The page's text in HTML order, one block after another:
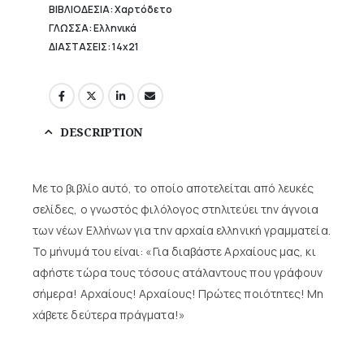
ΒΙΒΛΙΟΔΕΣΙΑ: Χαρτόδετο
ΓΛΩΣΣΑ: Ελληνικά
ΔΙΑΣΤΑΣΕΙΣ: 14x21
DESCRIPTION
Με το βιβλίο αυτό, το οποίο αποτελείται από λευκές
σελίδες, ο γνωστός φιλόλογος στηλιτεύει την άγνοια
των νέων Ελλήνων για την αρχαία ελληνική γραμματεία.
Το μήνυμά του είναι: «Για διαβάστε Αρχαίους μας, κι
αφήστε τώρα τους τόσους ατάλαντους που γράφουν
σήμερα! Αρχαίους! Αρχαίους! Πρώτες ποιότητες! Μη
χάβετε δεύτερα πράγματα!»